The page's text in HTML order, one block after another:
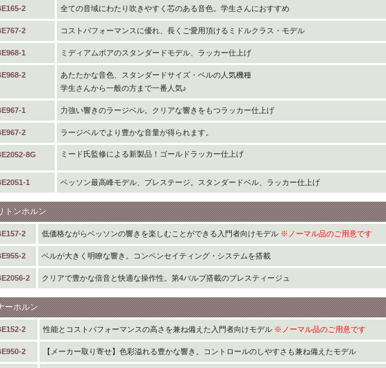
2 全ての音域にわたり吹きやすく芯のある音色。学生さんにおすすめ
2 コストパフォーマンスに優れ、長くご愛用頂けるミドルクラス・モデル
1 ミディアムボアのスタンダードモデル、ラッカー仕上げ
2
あたたかな音色、スタンダードサイズ・ベルの人気機種
学生さんから一般の方まで一番人気♪
1 力強い響きのラージベル。クリアな響きをもつラッカー仕上げ
2 ラージベルでより豊かな音量が得られます。
8G ミード氏監修による新製品！ゴールドラッカー仕上げ
1 ベッソン最高峰モデル、プレステージ。スタンダードベル、ラッカー仕上げ
トンホルン
2 低価格ながらベッソンの響きを楽しむことができる入門者向けモデル ※ノーマル品のご用意です
2 ベルが大きく明瞭な響き。コンペンセイティング・システムを搭載
2 クリアで豊かな倍音と快適な操作性。第4バルブ搭載のプレスティージュ
ーホルン
2 性能とコストパフォーマンスの高さを兼ね備えた入門者向けモデル ※ノーマル品のご用意です
2 【メーカー取り寄せ】色彩溢れる豊かな響き。コントロールのしやすさも兼ね備えたモデル